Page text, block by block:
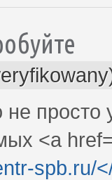
просто
<a
spb.ru/